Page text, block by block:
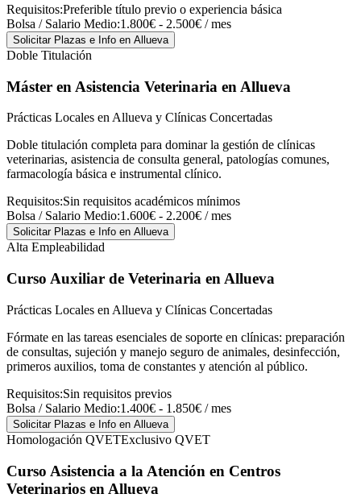
Requisitos:Preferible título previo o experiencia básica
Bolsa / Salario Medio:1.800€ - 2.500€ / mes
Solicitar Plazas e Info en Allueva
Doble Titulación
Máster en Asistencia Veterinaria en Allueva
Prácticas Locales en Allueva y Clínicas Concertadas
Doble titulación completa para dominar la gestión de clínicas
veterinarias, asistencia de consulta general, patologías comunes,
farmacología básica e instrumental clínico.
Requisitos:Sin requisitos académicos mínimos
Bolsa / Salario Medio:1.600€ - 2.200€ / mes
Solicitar Plazas e Info en Allueva
Alta Empleabilidad
Curso Auxiliar de Veterinaria en Allueva
Prácticas Locales en Allueva y Clínicas Concertadas
Fórmate en las tareas esenciales de soporte en clínicas: preparación
de consultas, sujeción y manejo seguro de animales, desinfección,
primeros auxilios, toma de constantes y atención al público.
Requisitos:Sin requisitos previos
Bolsa / Salario Medio:1.400€ - 1.850€ / mes
Solicitar Plazas e Info en Allueva
Homologación QVETExclusivo QVET
Curso Asistencia a la Atención en Centros
Veterinarios en Allueva